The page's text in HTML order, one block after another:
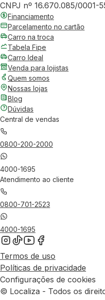
CNPJ nº 16.670.085/0001-
Financiamento
Parcelamento no cartão
Carro na troca
Tabela Fipe
Carro Ideal
Venda para lojistas
Quem somos
Nossas lojas
Blog
Dúvidas
Central de vendas
0800-200-2000
4000-1695
Atendimento ao cliente
0800-701-2523
4000-1695
Termos de uso
Políticas de privacidade
Configurações de cookies
© Localiza - Todos os